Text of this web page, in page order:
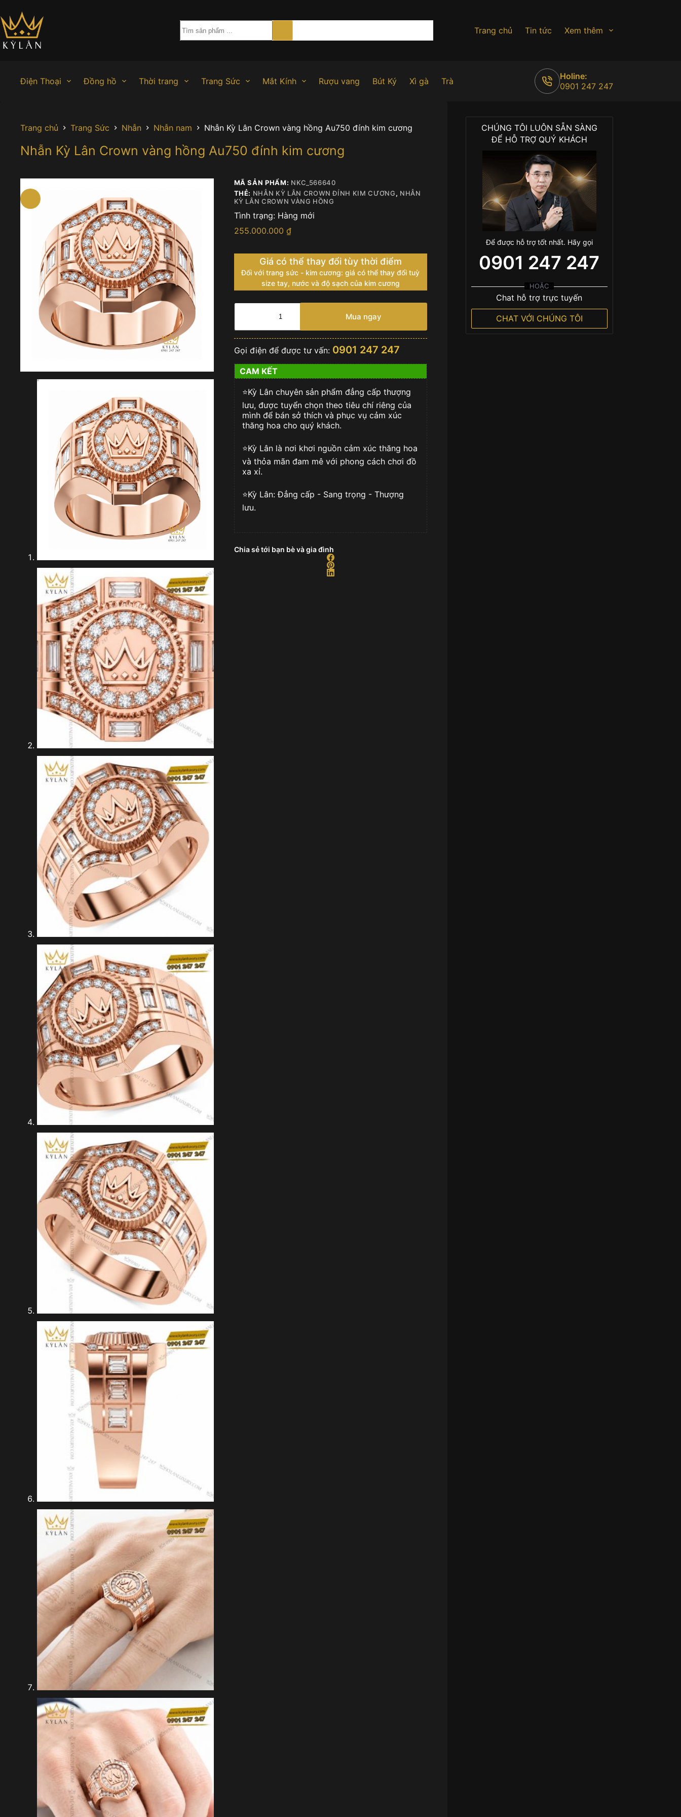
đến
phần
nội
dung
Trang chủ Tin tức Xem thêm
Điện Thoại Đồng hồ Thời trang Trang Sức Mắt Kính Rượu vang Bút Ký Xì gà Trà
Holine:
0901 247 247
Trang chủ Trang Sức Nhẫn Nhẫn nam Nhẫn Kỳ Lân Crown vàng hồng Au750 đính kim cương
Nhẫn Kỳ Lân Crown vàng hồng Au750 đính kim cương
MÃ SẢN PHẨM: NKC_566640
THẺ: NHẪN KỲ LÂN CROWN ĐÍNH KIM CƯƠNG, NHẪN
KỲ LÂN CROWN VÀNG HỒNG
Tình trạng: Hàng mới
255.000.000 ₫
Giá có thể thay đổi tùy thời điểm
Đối với trang sức - kim cương: giá có thể thay đổi tuỳ
size tay, nước và độ sạch của kim cương
Nhẫn
vàng
hồng
Au750
đính
cương
lượng
Mua ngay
Gọi điện để được tư vấn: 0901 247 247
CAM KẾT
⭐️Kỳ Lân chuyên sản phẩm đẳng cấp thượng
lưu, được tuyển chọn theo tiêu chí riêng của
mình để bán sở thích và phục vụ cảm xúc
thăng hoa cho quý khách.
⭐️Kỳ Lân là nơi khơi nguồn cảm xúc thăng hoa
và thỏa mãn đam mê với phong cách chơi đồ
xa xỉ.
⭐️Kỳ Lân: Đẳng cấp - Sang trọng - Thượng
lưu.
Chia sẻ tới bạn bè và gia đình
CHÚNG TÔI LUÔN SẴN SÀNG
ĐỂ HỖ TRỢ QUÝ KHÁCH
Để được hỗ trợ tốt nhất. Hãy gọi
0901 247 247
HOẶC
Chat hỗ trợ trực tuyến
CHAT VỚI CHÚNG TÔI